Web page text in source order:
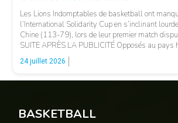
Les Lions Indomptables de basketball ont
l’International Solidarity Cup en s’inclinant
Chine (113-79), lors de leur premier match
SUITE APRÈS LA PUBLICITÉ Opposés au pays
Camerounais ont rapidement été mis en difficulté
offensive et l’intensité des Chinois, qui […]
24 juillet 2026
BASKETBALL